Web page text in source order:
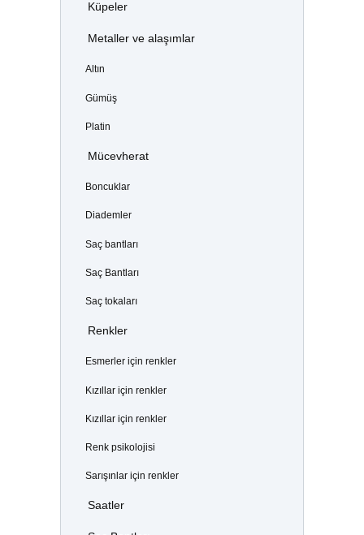
Küpeler
Metaller ve alaşımlar
Altın
Gümüş
Platin
Mücevherat
Boncuklar
Diademler
Saç bantları
Saç Bantları
Saç tokaları
Renkler
Esmerler için renkler
Kızıllar için renkler
Kızıllar için renkler
Renk psikolojisi
Sarışınlar için renkler
Saatler